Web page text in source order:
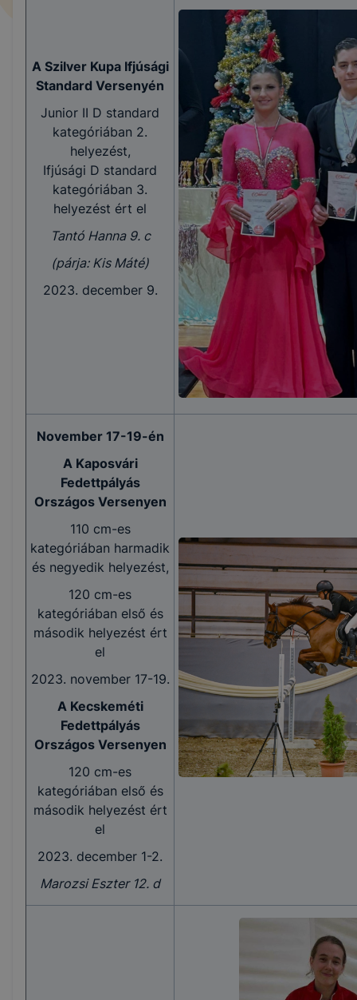
A Szilver Kupa Ifjúsági
Standard Versenyén
Junior II D standard
kategóriában 2.
helyezést,
Ifjúsági D standard
kategóriában 3.
helyezést ért el
Tantó Hanna 9. c
(párja: Kis Máté)
2023. december 9.
November 17-19-én
A Kaposvári
Fedettpályás
Országos Versenyen
110 cm-es
kategóriában harmadik
és negyedik helyezést,
120 cm-es
kategóriában első és
második helyezést ért
el
2023. november 17-19.
A Kecskeméti
Fedettpályás
Országos Versenyen
120 cm-es
kategóriában első és
második helyezést ért
el
2023. december 1-2.
Marozsi Eszter 12. d